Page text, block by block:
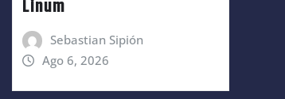
Linum
Sebastian Sipión
Ago 6, 2026